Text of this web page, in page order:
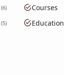
6 Courses
5 Education